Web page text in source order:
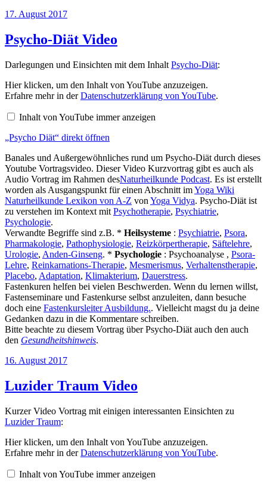
Veröffentlicht
17. August 2017
Psycho-Diät Video
Darlegungen und Einsichten mit dem Inhalt Psycho-Diät:
„Psycho
Diät“
von
YouTube
anzeigen
Hier klicken, um den Inhalt von YouTube anzuzeigen.
Erfahre mehr in derDatenschutzerklärung von YouTube.
Inhalt von YouTube immer anzeigen
„Psycho Diät“ direkt öffnen
Banales und Außergewöhnliches rund um Psycho-Diät durch dieses
Youtube Vortragsvideo. Dieser Video Kurzvortrag gibt es auch als
Audio Vortrag im Rahmen desNaturheilkunde Podcast. Es ist erstellt
worden als Ausgangspunkt für einen Abschnitt imYoga Wiki
Naturheilkunde Lexikon von A-Z von Yoga Vidya. Psycho-Diät ist
zu verstehen im Kontext mit Psychotherapie, Psychiatrie,
Psychologie.
Verwandte Begriffe sind z.B. * Heilsysteme : Psychiatrie, Psora,
Pharmakologie, Pathophysiologie, Reizkörpertherapie, Säftelehre,
Urologie, Anden-Ginseng. * Psychologie : Psychoanalyse , Psora-
Lehre, Reinkarnations-Therapie, Mesmerismus, Verhaltenstherapie,
Placebo, Adaptation, Klimakterium, Dauerstress.
Fastenkuren helfen bei vielen Beschwerden. Wenn du lernen willst,
Fastenseminare und Fastenkurse selbst anzuleiten, dann besuche
doch eine Fastenkursleiter Ausbildung.. Vielleicht magst du ja deine
Gedanken dazu in die Kommentare schreiben.
Bitte beachte zu diesem Vortrag über Psycho-Diät auch den auch
den Gesundheitshinweis.
Veröffentlicht
16. August 2017
Luzider Traum Video
Kurzer Video Vortrag mit einigen interessanten Einsichten zu
Luzider Traum:
„Luzider
Traum“
von
YouTube
anzeigen
Hier klicken, um den Inhalt von YouTube anzuzeigen.
Erfahre mehr in derDatenschutzerklärung von YouTube.
Inhalt von YouTube immer anzeigen